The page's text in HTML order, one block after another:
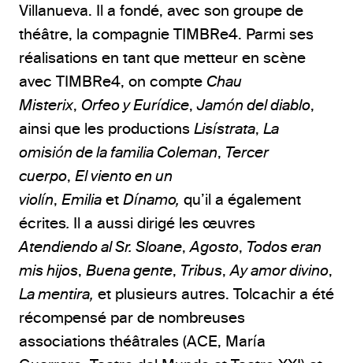
Villanueva. Il a fondé, avec son groupe de
théâtre, la compagnie TIMBRe4. Parmi ses
réalisations en tant que metteur en scène
avec TIMBRe4, on compte Chau
Misterix, Orfeo y Eurídice,Jamón del diablo,
ainsi que les productions Lisístrata, La
omisión de la familia Coleman, Tercer
cuerpo, El viento en un
violín, Emilia et Dínamo, qu’il a également
écrites. Il a aussi dirigé les œuvres
Atendiendo al Sr. Sloane,Agosto, Todos eran
mis hijos, Buena gente, Tribus,Ay amor divino,
La mentira, et plusieurs autres. Tolcachir a été
récompensé par de nombreuses
associations théâtrales (ACE, María